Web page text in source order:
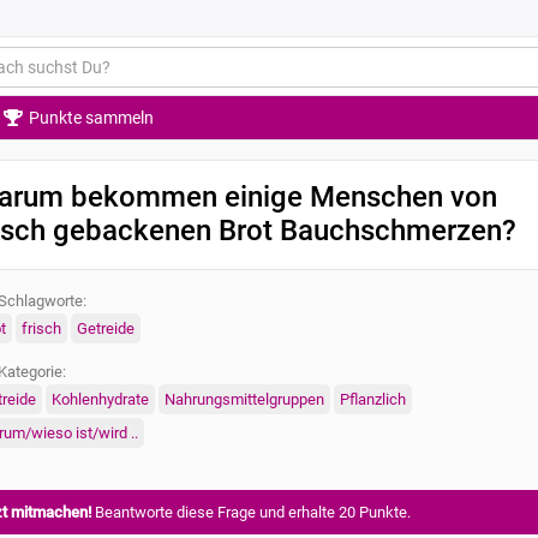
Punkte sammeln
bekommen einige Menschen von
gebackenen Brot Bauchschmerzen?
frisch Getreide
Kohlenhydrate Nahrungsmittelgruppen
Pflanzlich
wieso ist/wird ..
mitmachen! Beantworte diese Frage und erhalte 20 Punkte.